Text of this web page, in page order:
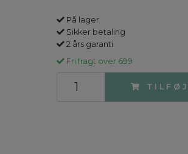
På lager
Sikker betaling
2 års garanti
Fri fragt over 699